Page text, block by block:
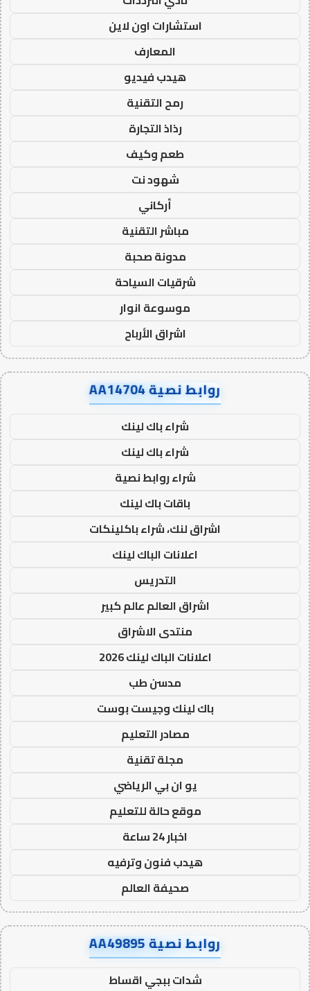
استشارات اون لاين
المعارف
هيدب فيديو
رمح التقنية
رذاذ التجارة
طعم وكيف
شهود نت
أركاني
مباشر التقنية
مدونة صحبة
شرقيات السياحة
موسوعة انوار
اشراق الأرباح
روابط نصية AA14704
شراء باك لينك
شراء باك لينك
شراء روابط نصية
باقات باك لينك
اشراق لنك، شراء باكلينكات
اعلانات الباك لينك
التدريس
اشراق العالم عالم كبير
منتدى الاشراق
اعلانات الباك لينك 2026
مدسن طب
باك لينك وجيست بوست
مصادر التعليم
مجلة تقنية
يو ان بي الرياضي
موقع حالة للتعليم
اخبار 24 ساعة
هيدب فنون وترفيه
صحيفة العالم
روابط نصية AA49895
شدات ببجي اقساط